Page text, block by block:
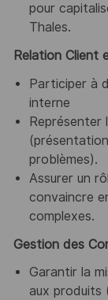
pour
Thales.
Relation Client
Participer à
interne
Représenter
problèmes).
Assurer un
convaincre
complexes.
Gestion des
Garantir la
aux produits